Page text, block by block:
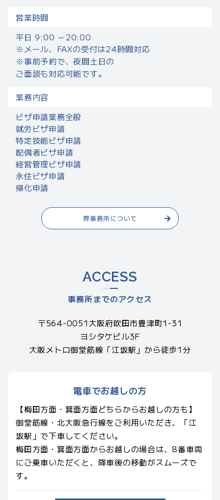
営業時間
平日 9:00 ～20:00
※メール、FAXの受付は24時間対応
※事前予約で、夜間土日の
ご面談も対応可能です。
業務内容
ビザ申請業務全般
就労ビザ申請
特定技能ビザ申請
配偶者ビザ申請
経営管理ビザ申請
永住ビザ申請
帰化申請
弊事務所について
ACCESS
事務所までのアクセス
〒564-0051大阪府吹田市豊津町1-31
ヨシタケビル3F
大阪メトロ御堂筋線「江坂駅」から徒歩1分
電車でお越しの方
【梅田方面・箕面方面どちらからお越しの方も】
御堂筋線・北大阪急行線をご利用いただき、「江
坂駅」で下車してください。
梅田方面・箕面方面からお越しの場合は、8番車両
にご乗車いただくと、降車後の移動がスムーズで
す。